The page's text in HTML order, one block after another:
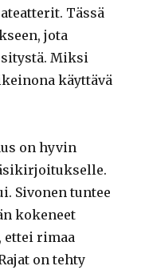
Tässä
jota
Miksi
käyttävä
on hyvin
Sivonen tuntee
kokeneet
ettei rimaa
on tehty